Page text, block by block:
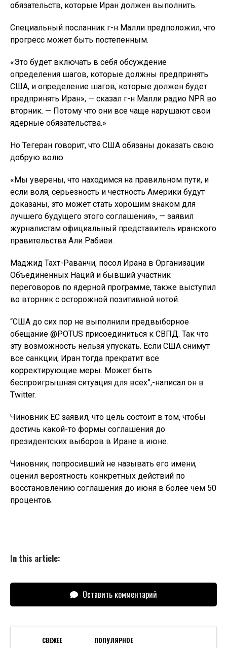
обязательств, которые Иран должен выполнить.
Специальный посланник г-н Малли предположил, что
прогресс может быть постепенным.
«Это будет включать в себя обсуждение
определения шагов, которые должны предпринять
США, и определение шагов, которые должен будет
предпринять Иран», — сказал г-н Малли радио NPR во
вторник. — Потому что они все чаще нарушают свои
ядерные обязательства.»
Но Тегеран говорит, что США обязаны доказать свою
добрую волю.
«Мы уверены, что находимся на правильном пути, и
если воля, серьезность и честность Америки будут
доказаны, это может стать хорошим знаком для
лучшего будущего этого соглашения», — заявил
журналистам официальный представитель иранского
правительства Али Рабиеи.
Маджид Тахт-Раванчи, посол Ирана в Организации
Объединенных Наций и бывший участник
переговоров по ядерной программе, также выступил
во вторник с осторожной позитивной нотой.
“США до сих пор не выполнили предвыборное
обещание @POTUS присоединиться к СВПД. Так что
эту возможность нельзя упускать. Если США снимут
все санкции, Иран тогда прекратит все
корректирующие меры. Может быть
беспроигрышная ситуация для всех”,-написал он в
Twitter.
Чиновник ЕС заявил, что цель состоит в том, чтобы
достичь какой-то формы соглашения до
президентских выборов в Иране в июне.
Чиновник, попросивший не называть его имени,
оценил вероятность конкретных действий по
восстановлению соглашения до июня в более чем 50
процентов.
In this article:
Оставить комментарий
СВЕЖЕЕ ПОПУЛЯРНОЕ